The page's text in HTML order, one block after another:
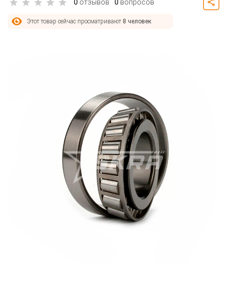
0 отзывов 0 вопросов
Этот товар сейчас просматривают 8 человек